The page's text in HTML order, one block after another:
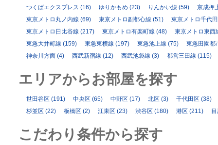
つくばエクスプレス (16) ゆりかもめ (23) りんかい線 (59)
京成押
東京メトロ丸ノ内線 (69) 東京メトロ副都心線 (51)
東京メトロ千代
東京メトロ日比谷線 (217) 東京メトロ有楽町線 (48)
東京メトロ東西
東急大井町線 (159) 東急東横線 (197) 東急池上線 (75)
東急田園都
神奈川方面 (4) 西武新宿線 (12) 西武池袋線 (3) 都営三田線 (115)
エリアからお部屋を探す
世田谷区 (191) 中央区 (65) 中野区 (17) 北区 (3) 千代田区 (38)
杉並区 (22) 板橋区 (2) 江東区 (23) 渋谷区 (180) 港区 (211)
こだわり条件から探す